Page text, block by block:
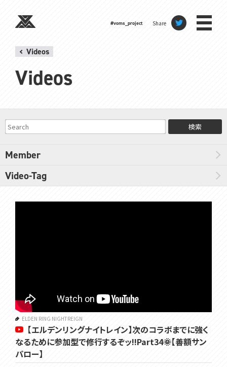
#voms_project Share
Videos
Videos
検索
Member
Video-Tag
ELDEN RING NIGHTREIGN
【エルデンリングナイトレイン】次のコラボまでに強く
なるために参加型で修行するぞッ!!Part34🌞【善額サン
パロー】